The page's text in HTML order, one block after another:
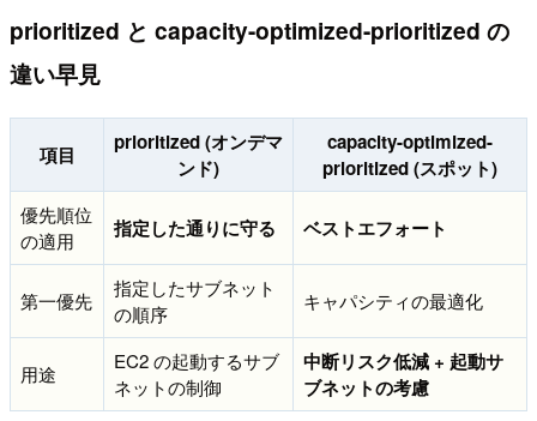
prioritized と capacity-optimized-prioritized の
違い早見
項目
prioritized (オンデマ
ンド)
capacity-optimized-
prioritized (スポット)
優先順位
の適用
指定した通りに守る ベストエフォート
第一優先
指定したサブネット
の順序
キャパシティの最適化
用途
EC2 の起動するサブ
ネットの制御
中断リスク低減 + 起動サ
ブネットの考慮